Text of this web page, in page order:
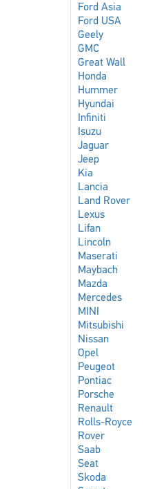
Ford Asia
Ford USA
Geely
GMC
Great Wall
Honda
Hummer
Hyundai
Infiniti
Isuzu
Jaguar
Jeep
Kia
Lancia
Land Rover
Lexus
Lifan
Lincoln
Maserati
Maybach
Mazda
Mercedes
MINI
Mitsubishi
Nissan
Opel
Peugeot
Pontiac
Porsche
Renault
Rolls-Royce
Rover
Saab
Seat
Skoda